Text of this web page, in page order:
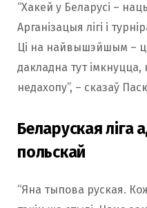
“Хакей у Беларусі –
Арганізацыя лігі і
Ці на найвышэйшым –
дакладна тут
недахопу”, – сказаў
Беларуская ліга
польскай
“Яна тыпова руская.